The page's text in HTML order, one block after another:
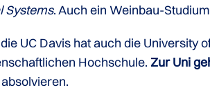
Systems. Auch ein Weinbau-
UC Davis hat auch die University
Hochschule. Zur Uni